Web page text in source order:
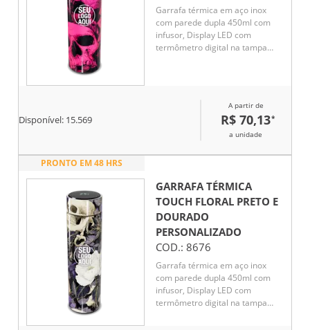
Garrafa térmica em aço inox
com parede dupla 450ml com
infusor, Display LED com
termômetro digital na tampa
Disponível: 15.569
A partir de
R$ 70,13*
a unidade
PRONTO EM 48 HRS
GARRAFA TÉRMICA
TOUCH FLORAL PRETO E
DOURADO
PERSONALIZADO
COD.: 8676
Garrafa térmica em aço inox
com parede dupla 450ml com
infusor, Display LED com
termômetro digital na tampa